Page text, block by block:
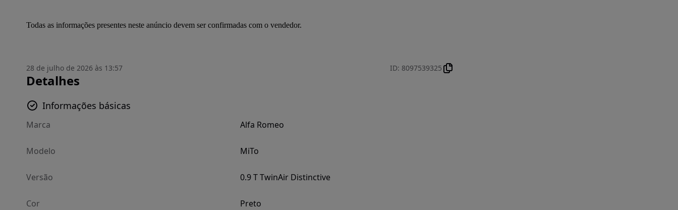
Todas as informações presentes neste anúncio devem ser confirmadas com o vendedor.
28 de julho de 2026 às 13:57 ID: 8097539325
Detalhes
Informações básicas
Marca Alfa Romeo
Modelo MiTo
Versão 0.9 T TwinAir Distinctive
Cor Preto